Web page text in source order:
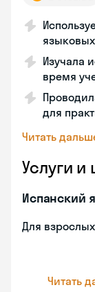
Изучала
время
для
Читать
Услуги и
Испанский
Для
Читать